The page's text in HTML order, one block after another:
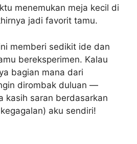
menemukan meja kecil di
jadi favorit tamu.
memberi sedikit ide dan
bereksperimen. Kalau
bagian mana dari
dirombak duluan —
kasih saran berdasarkan
aku sendiri!